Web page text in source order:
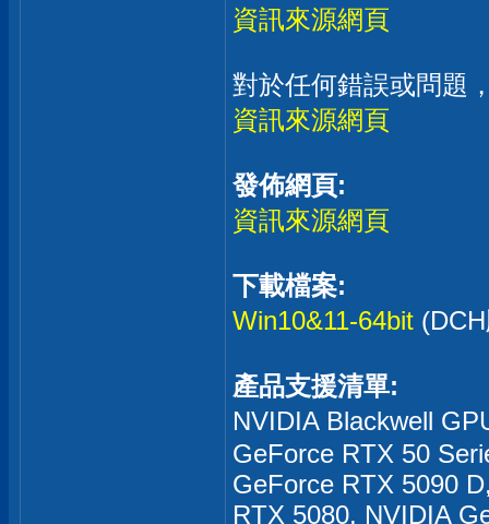
資訊來源網頁
對於任何錯誤或問題
資訊來源網頁
發佈網頁:
資訊來源網頁
下載檔案:
Win10&11-64bit
產品支援清單:
NVIDIA Blackwell
GeForce RTX 50
GeForce RTX 5090
RTX 5080, NVIDIA